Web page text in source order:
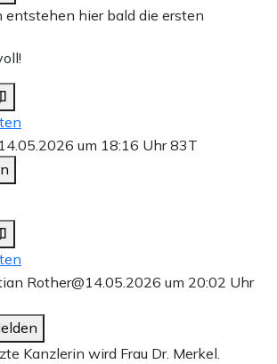
hier bald die ersten
um 18:16 Uhr83T
Rother@14.05.2026 um 20:02 Uhr
Kanzlerin wird Frau Dr. Merkel.